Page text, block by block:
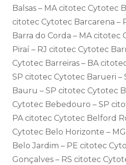
Balsas – MA citotec Cytotec
citotec Cytotec Barcarena –
Barra do Corda – MA citotec
Piraí – RJ citotec Cytotec
Cytotec Barreiras – BA
SP citotec Cytotec Barueri –
Bauru – SP citotec Cytotec
Cytotec Bebedouro – SP
PA citotec Cytotec Belford
Cytotec Belo Horizonte –
Belo Jardim – PE citotec
Gonçalves – RS citotec